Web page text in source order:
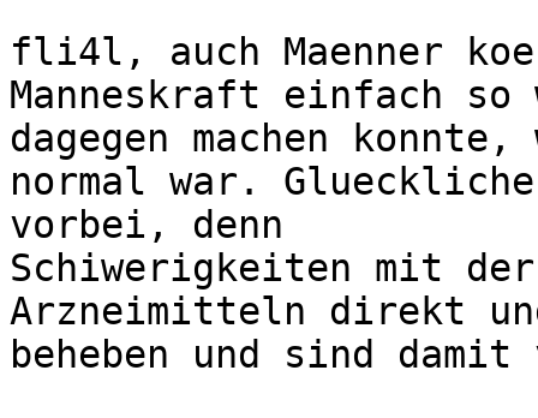
fli4l, auch Maenner
Manneskraft einfach
dagegen machen
normal war.
vorbei, denn
Schiwerigkeiten mit
Arzneimitteln direkt
beheben und sind